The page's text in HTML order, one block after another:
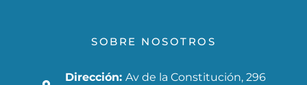
SOBRE NOSOTROS
Dirección:Av de la Constitución, 296